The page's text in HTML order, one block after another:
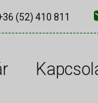
(52) 410 811